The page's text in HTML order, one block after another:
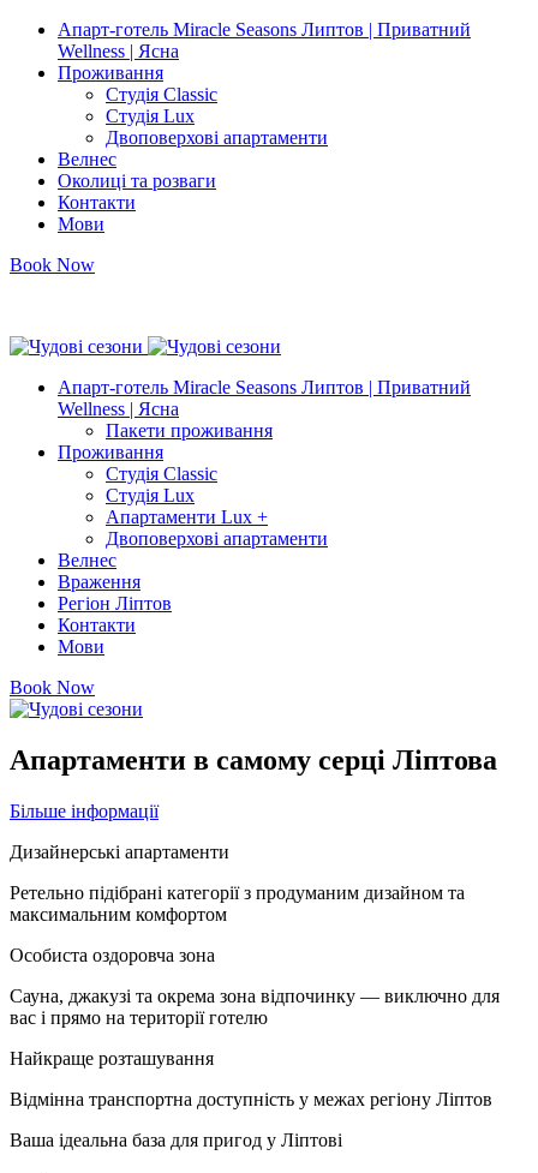
Апарт-готель Miracle Seasons Липтов | Приватний
Wellness | Ясна
Проживання
Студія Classic
Студія Lux
Двоповерхові апартаменти
Велнес
Околиці та розваги
Контакти
Мови
Book Now
Апарт-готель Miracle Seasons Липтов | Приватний
Wellness | Ясна
Пакети проживання
Проживання
Студія Classic
Студія Lux
Апартаменти Lux +
Двоповерхові апартаменти
Велнес
Враження
Регіон Ліптов
Контакти
Мови
Book Now
Апартаменти в самому серці Ліптова
Більше інформації
Дизайнерські апартаменти
Ретельно підібрані категорії з продуманим дизайном та
максимальним комфортом
Особиста оздоровча зона
Сауна, джакузі та окрема зона відпочинку — виключно для
вас і прямо на території готелю
Найкраще розташування
Відмінна транспортна доступність у межах регіону Ліптов
Ваша ідеальна база для пригод у Ліптові